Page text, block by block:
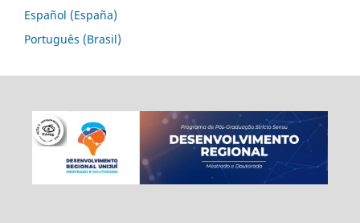
Español (España)
Português (Brasil)